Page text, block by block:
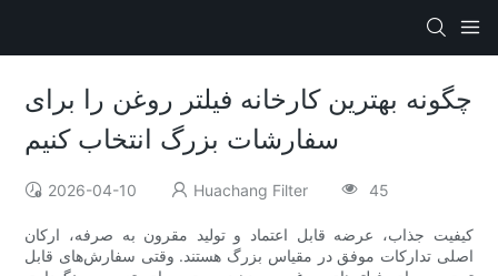
چگونه بهترین کارخانه فیلتر روغن را برای
سفارشات بزرگ انتخاب کنیم
2026-04-10 Huachang Filter 45
کیفیت جذاب، عرضه قابل اعتماد و تولید مقرون به صرفه، ارکان
اصلی تدارکات موفق در مقیاس بزرگ هستند. وقتی سفارش‌های قابل